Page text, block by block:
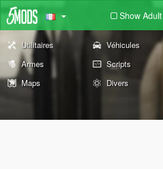
Show Adult
Utilitaires Véhicules
Armes
Scripts
Maps
Divers